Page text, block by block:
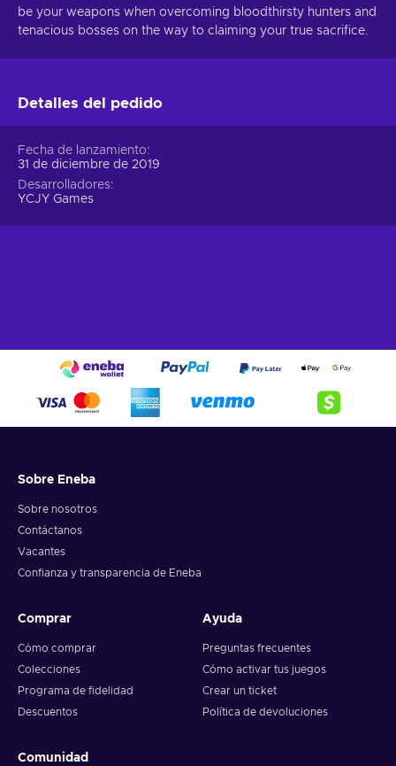
be your weapons when overcoming bloodthirsty hunters and
tenacious bosses on the way to claiming your true sacrifice.
Detalles del pedido
Fecha de lanzamiento
31 de diciembre de 2019
Desarrolladores
YCJY Games
Sobre Eneba
Sobre nosotros
Contáctanos
Vacantes
Confianza y transparencia de Eneba
Comprar
Cómo comprar
Colecciones
Programa de fidelidad
Descuentos
Ayuda
Preguntas frecuentes
Cómo activar tus juegos
Crear un ticket
Política de devoluciones
Comunidad